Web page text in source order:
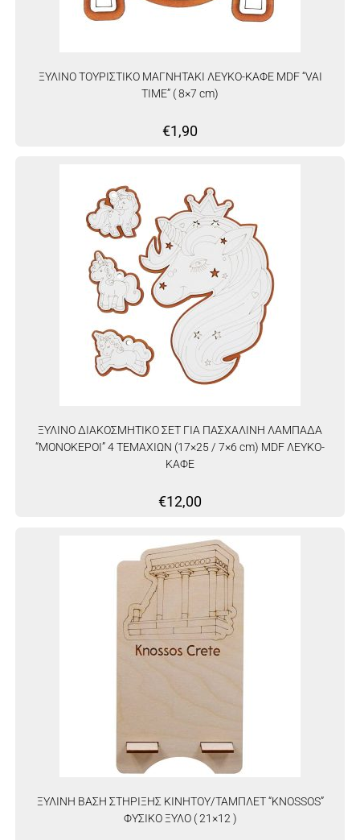
ΞΥΛΙΝΟ ΤΟΥΡΙΣΤΙΚΟ ΜΑΓΝΗΤΑΚΙ ΛΕΥΚΟ-ΚΑΦΕ MDF “VAI
TIME” ( 8×7 cm)
€1,90
ΞΥΛΙΝΟ ΔΙΑΚΟΣΜΗΤΙΚΟ ΣΕΤ ΓΙΑ ΠΑΣΧΑΛΙΝΗ ΛΑΜΠΑΔΑ
“ΜΟΝΟΚΕΡΟΙ” 4 ΤΕΜΑΧΙΩΝ (17×25 / 7×6 cm) MDF ΛΕΥΚΟ-
ΚΑΦΕ
€12,00
ΞΥΛΙΝΗ ΒΑΣΗ ΣΤΗΡΙΞΗΣ ΚΙΝΗΤΟΥ/ΤΑΜΠΛΕΤ “KNOSSOS”
ΦΥΣΙΚΟ ΞΥΛΟ ( 21×12 )